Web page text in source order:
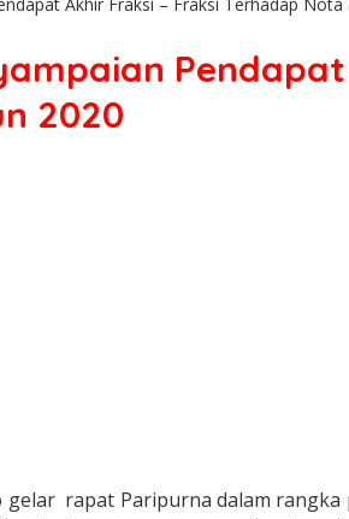
Akhir Fraksi – Fraksi Terhadap
2020
rapat Paripurna dalam